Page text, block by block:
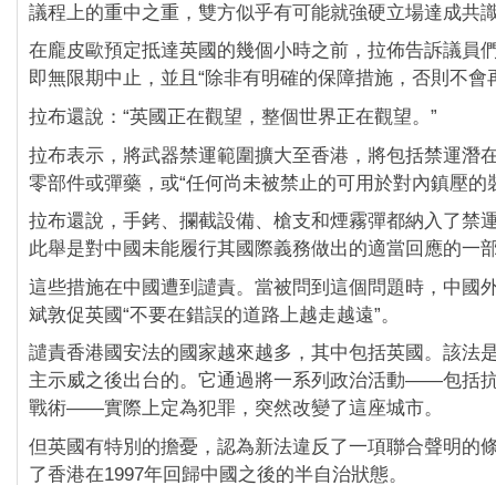
議程上的重中之重，雙方似乎有可能就強硬立場達成共
在龐皮歐預定抵達英國的幾個小時之前，拉佈告訴議員
即無限期中止，並且“除非有明確的保障措施，否則不會
拉布還說：“英國正在觀望，整個世界正在觀望。”
拉布表示，將武器禁運範圍擴大至香港，將包括禁運潛
零部件或彈藥，或“任何尚未被禁止的可用於對內鎮壓的
拉布還說，手銬、攔截設備、槍支和煙霧彈都納入了禁
此舉是對中國未能履行其國際義務做出的適當回應的一
這些措施在中國遭到譴責。當被問到這個問題時，中國
斌敦促英國“不要在錯誤的道路上越走越遠”。
譴責香港國安法的國家越來越多，其中包括英國。該法
主示威之後出台的。它通過將一系列政治活動——包括
戰術——實際上定為犯罪，突然改變了這座城市。
但英國有特別的擔憂，認為新法違反了一項聯合聲明的
了香港在1997年回歸中國之後的半自治狀態。